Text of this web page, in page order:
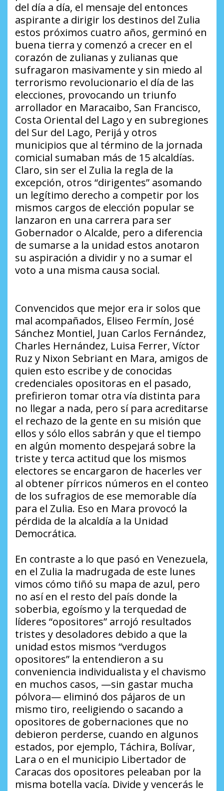
del día a día, el mensaje del entonces
aspirante a dirigir los destinos del Zulia
estos próximos cuatro años, germinó en
buena tierra y comenzó a crecer en el
corazón de zulianas y zulianas que
sufragaron masivamente y sin miedo al
terrorismo revolucionario el día de las
elecciones, provocando un triunfo
arrollador en Maracaibo, San Francisco,
Costa Oriental del Lago y en subregiones
del Sur del Lago, Perijá y otros
municipios que al término de la jornada
comicial sumaban más de 15 alcaldías.
Claro, sin ser el Zulia la regla de la
excepción, otros “dirigentes” asomando
un legítimo derecho a competir por los
mismos cargos de elección popular se
lanzaron en una carrera para ser
Gobernador o Alcalde, pero a diferencia
de sumarse a la unidad estos anotaron
su aspiración a dividir y no a sumar el
voto a una misma causa social.
Convencidos que mejor era ir solos que
mal acompañados, Eliseo Fermín, José
Sánchez Montiel, Juan Carlos Fernández,
Charles Hernández, Luisa Ferrer, Víctor
Ruz y Nixon Sebriant en Mara, amigos de
quien esto escribe y de conocidas
credenciales opositoras en el pasado,
prefirieron tomar otra vía distinta para
no llegar a nada, pero sí para acreditarse
el rechazo de la gente en su misión que
ellos y sólo ellos sabrán y que el tiempo
en algún momento despejará sobre la
triste y terca actitud que los mismos
electores se encargaron de hacerles ver
al obtener pírricos números en el conteo
de los sufragios de ese memorable día
para el Zulia. Eso en Mara provocó la
pérdida de la alcaldía a la Unidad
Democrática.
En contraste a lo que pasó en Venezuela,
en el Zulia la madrugada de este lunes
vimos cómo tiñó su mapa de azul, pero
no así en el resto del país donde la
soberbia, egoísmo y la terquedad de
líderes “opositores” arrojó resultados
tristes y desoladores debido a que la
unidad estos mismos “verdugos
opositores” la entendieron a su
conveniencia individualista y el chavismo
en muchos casos, —sin gastar mucha
pólvora— eliminó dos pájaros de un
mismo tiro, reeligiendo o sacando a
opositores de gobernaciones que no
debieron perderse, cuando en algunos
estados, por ejemplo, Táchira, Bolívar,
Lara o en el municipio Libertador de
Caracas dos opositores peleaban por la
misma botella vacía. Divide y vencerás le